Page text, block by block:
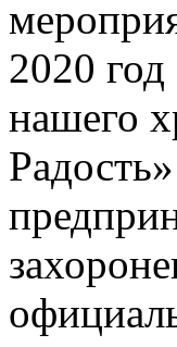
2020
нашего